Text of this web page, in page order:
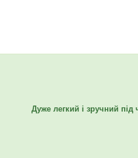
Дуже легкий і зручний під